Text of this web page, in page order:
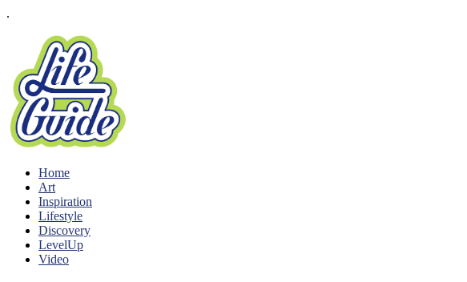
.
Home
Art
Inspiration
Lifestyle
Discovery
LevelUp
Video